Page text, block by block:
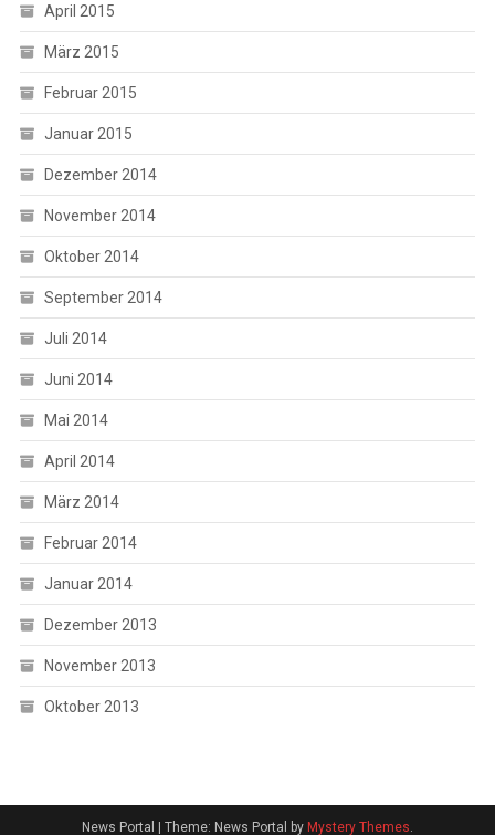
April 2015
März 2015
Februar 2015
Januar 2015
Dezember 2014
November 2014
Oktober 2014
September 2014
Juli 2014
Juni 2014
Mai 2014
April 2014
März 2014
Februar 2014
Januar 2014
Dezember 2013
November 2013
Oktober 2013
News Portal | Theme: News Portal by Mystery Themes